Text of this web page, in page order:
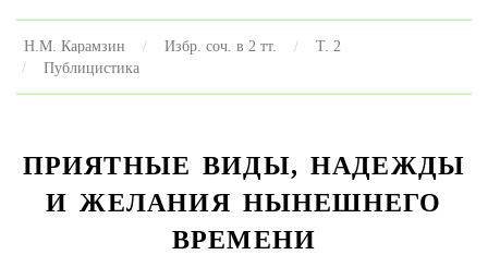
Н.М. Карамзин Избр. соч. в 2 тт.
Т. 2
Публицистика
ПРИЯТНЫЕ ВИДЫ, НАДЕЖДЫ
И ЖЕЛАНИЯ НЫНЕШНЕГО
ВРЕМЕНИ